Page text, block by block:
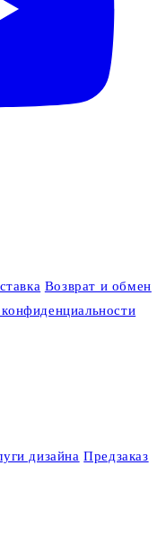
Возврат и обмен
дизайна Предзаказ